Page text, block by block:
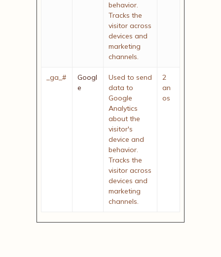
behavior.
Tracks the
visitor across
devices and
marketing
channels.
_ga_#
Googl
e
Used to send
data to
Google
Analytics
about the
visitor's
device and
behavior.
Tracks the
visitor across
devices and
marketing
channels.
2
an
os